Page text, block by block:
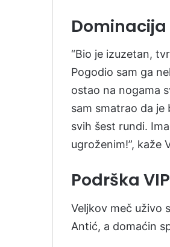
“Bio je izuzetan,
Pogodio sam ga
ostao na nogama
sam smatrao da je
svih šest rundi.
ugroženim!”, kaže
Podrška
Veljkov meč uživo
Antić, a domaćin